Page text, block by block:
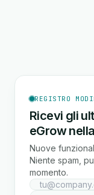
REGISTRO
Ricevi gli
eGrow
Nuove
Niente spam,
momento.